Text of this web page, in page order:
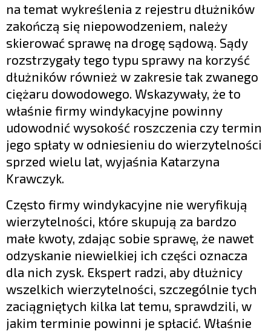
na temat wykreślenia z rejestru dłużników
zakończą się niepowodzeniem, należy
skierować sprawę na drogę sądową. Sądy
rozstrzygały tego typu sprawy na korzyść
dłużników również w zakresie tak zwanego
ciężaru dowodowego. Wskazywały, że to
właśnie firmy windykacyjne powinny
udowodnić wysokość roszczenia czy termin
jego spłaty w odniesieniu do wierzytelności
sprzed wielu lat, wyjaśnia Katarzyna
Krawczyk.
Często firmy windykacyjne nie weryfikują
wierzytelności, które skupują za bardzo
małe kwoty, zdając sobie sprawę, że nawet
odzyskanie niewielkiej ich części oznacza
dla nich zysk. Ekspert radzi, aby dłużnicy
wszelkich wierzytelności, szczególnie tych
zaciągniętych kilka lat temu, sprawdzili, w
jakim terminie powinni je spłacić. Właśnie